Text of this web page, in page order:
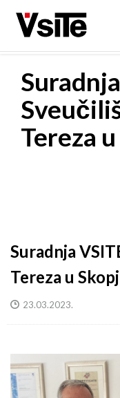
glavni
Tereza
Suradnja
Tereza u
23.03.2023.